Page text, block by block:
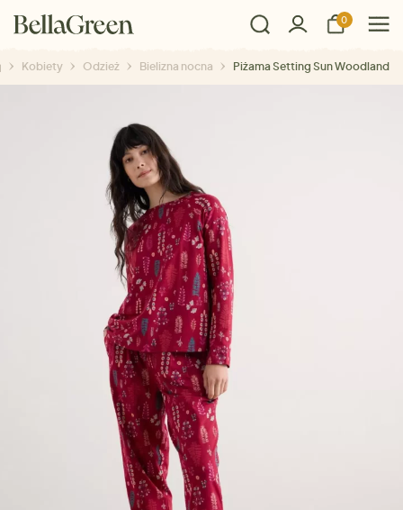
0
Kobiety Odzież Bielizna nocna Piżama Setting Sun Woodland